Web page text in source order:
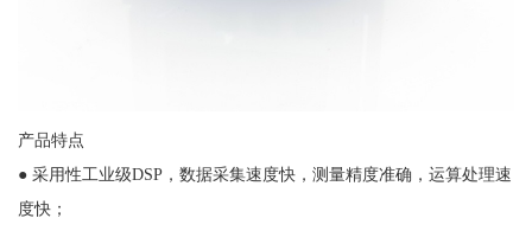
产品特点
● 采用性工业级DSP，数据采集速度快，测量精度准确，运算处理速
度快；